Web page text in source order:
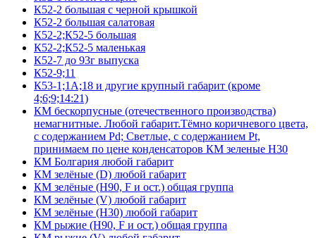
К52-2 большая с черной крышкой
К52-2 большая салатовая
К52-2;К52-5 большая
К52-2;К52-5 маленькая
К52-7 до 93г выпуска
К52-9;11
К53-1;1А;18 и другие крупный габарит (кроме
4;6;9;14:21)
КМ бескорпусные (отечественного производства)
немагнитные. Любой габарит.Тёмно коричневого цвета,
с содержанием Pd; Светлые, с содержанием Pt,
принимаем по цене конденсаторов КМ зеленые Н30
КМ Болгария любой габарит
КМ зелёные (D) любой габарит
КМ зелёные (H90, F и ост.) общая группа
КМ зелёные (V) любой габарит
КМ зелёные (Н30) любой габарит
КМ рыжие (H90, F и ост.) общая группа